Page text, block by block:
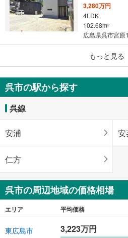
3,280万円
4LDK
102.68m2
広島県呉市宮原
成約でもら
呉市江原町
2,380万円
106.82m
もっと見る
呉市の駅から探す
呉線
安浦 安
仁方
呉市の周辺地域の価格相場
エリア 平均価格
東広島市 3,223万円